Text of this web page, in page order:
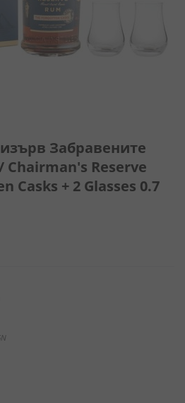
Забравените
Reserve
Casks + 2 Glasses 0.7